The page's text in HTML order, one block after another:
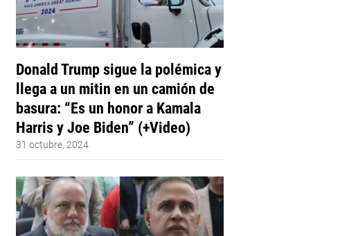
Donald Trump sigue la polémica y
llega a un mitin en un camión de
basura: “Es un honor a Kamala
Harris y Joe Biden” (+Video)
31 octubre, 2024